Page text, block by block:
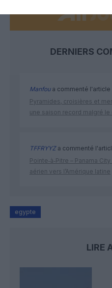
DERNIERS
Manfoua commenté l'article
Pyramides, croisières et
une saison record malgré
TFFRYYZa commenté
Pointe‑à‑Pitre – Panama
aérien vers l’Amérique latine
egypte
LIRE